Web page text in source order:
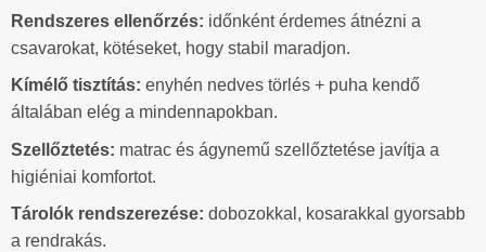
Rendszeres ellenőrzés: időnként érdemes átnézni a
csavarokat, kötéseket, hogy stabil maradjon.
Kímélő tisztítás: enyhén nedves törlés + puha kendő
általában elég a mindennapokban.
Szellőztetés: matrac és ágynemű szellőztetése javítja a
higiéniai komfortot.
Tárolók rendszerezése: dobozokkal, kosarakkal gyorsabb
a rendrakás.